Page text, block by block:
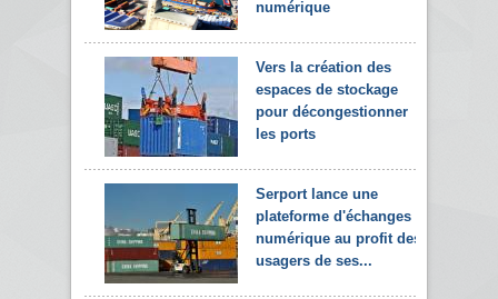
numérique
Vers la création des
espaces de stockage
pour décongestionner
les ports
Serport lance une
plateforme d'échanges
numérique au profit des
usagers de ses...